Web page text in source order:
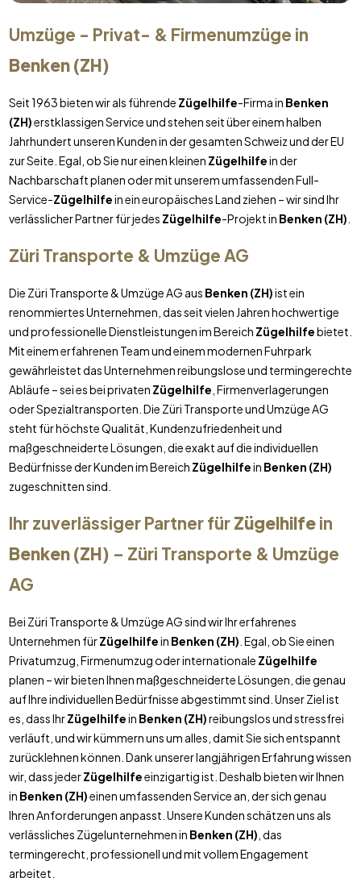
Umzüge - Privat- & Firmenumzüge in
Benken (ZH)
Seit 1963 bieten wir als führende Zügelhilfe-Firma in Benken
(ZH)erstklassigen Service und stehen seit über einem halben
Jahrhundert unseren Kunden in der gesamten Schweiz und der EU
zur Seite. Egal, ob Sie nur einen kleinen Zügelhilfein der
Nachbarschaft planen oder mit unserem umfassenden Full-
Service-Zügelhilfein ein europäisches Land ziehen – wir sind Ihr
verlässlicher Partner für jedes Zügelhilfe-Projekt in Benken (ZH)
Züri Transporte & Umzüge AG
Die Züri Transporte & Umzüge AG aus Benken (ZH)ist ein
renommiertes Unternehmen, das seit vielen Jahren hochwertige
und professionelle Dienstleistungen im Bereich Zügelhilfebietet.
Mit einem erfahrenen Team und einem modernen Fuhrpark
gewährleistet das Unternehmen reibungslose und termingerechte
Abläufe – sei es bei privaten Zügelhilfe , Firmenverlagerungen
oder Spezialtransporten. Die Züri Transporte und Umzüge AG
steht für höchste Qualität, Kundenzufriedenheit und
maßgeschneiderte Lösungen, die exakt auf die individuellen
Bedürfnisse der Kunden im Bereich Zügelhilfein Benken (ZH)
zugeschnitten sind.
Ihr zuverlässiger Partner fürZügelhilfein
Benken (ZH) – Züri Transporte & Umzüge
AG
Bei Züri Transporte & Umzüge AG sind wir Ihr erfahrenes
Unternehmen fürZügelhilfein Benken (ZH) . Egal, ob Sie einen
Privatumzug, Firmenumzug oder internationale Zügelhilfe
planen – wir bieten Ihnen maßgeschneiderte Lösungen, die genau
auf Ihre individuellen Bedürfnisse abgestimmt sind. Unser Ziel ist
es, dass IhrZügelhilfein Benken (ZH)reibungslos und stressfrei
verläuft, und wir kümmern uns um alles, damit Sie sich entspannt
zurücklehnen können. Dank unserer langjährigen Erfahrung wissen
wir, dass jederZügelhilfeeinzigartig ist. Deshalb bieten wir Ihnen
in Benken (ZH)einen umfassenden Service an, der sich genau
Ihren Anforderungen anpasst. Unsere Kunden schätzen uns als
verlässliches Zügelunternehmen in Benken (ZH) , das
termingerecht, professionell und mit vollem Engagement
arbeitet.